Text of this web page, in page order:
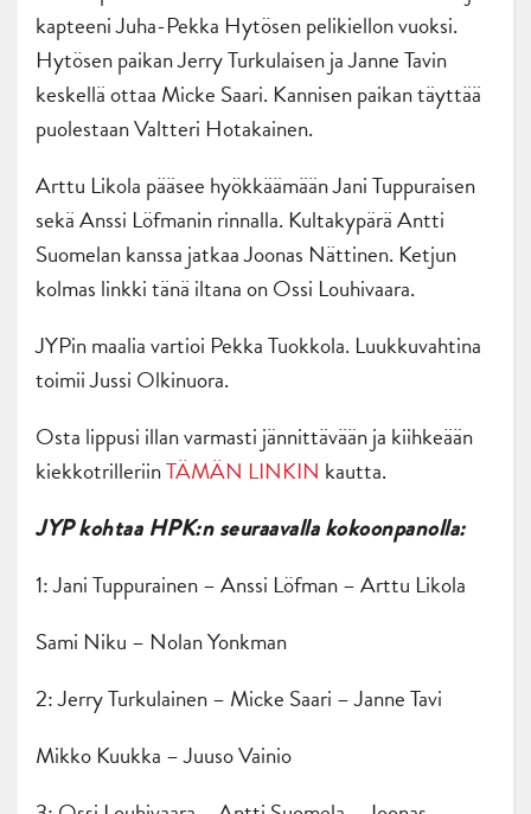
kapteeni Juha-Pekka Hytösen pelikiellon vuoksi.
Hytösen paikan Jerry Turkulaisen ja Janne Tavin
keskellä ottaa Micke Saari. Kannisen paikan täyttää
puolestaan Valtteri Hotakainen.
Arttu Likola pääsee hyökkäämään Jani Tuppuraisen
sekä Anssi Löfmanin rinnalla. Kultakypärä Antti
Suomelan kanssa jatkaa Joonas Nättinen. Ketjun
kolmas linkki tänä iltana on Ossi Louhivaara.
JYPin maalia vartioi Pekka Tuokkola. Luukkuvahtina
toimii Jussi Olkinuora.
Osta lippusi illan varmasti jännittävään ja kiihkeään
kiekkotrilleriinTÄMÄN LINKIN kautta.
JYP kohtaa HPK:n seuraavalla kokoonpanolla:
1: Jani Tuppurainen – Anssi Löfman – Arttu Likola
Sami Niku – Nolan Yonkman
2: Jerry Turkulainen – Micke Saari – Janne Tavi
Mikko Kuukka – Juuso Vainio